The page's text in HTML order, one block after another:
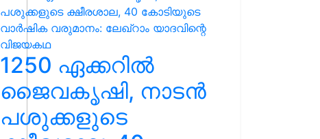
1250 ഏക്കറിൽ
ജൈവകൃഷി, നാടൻ
പശുക്കളുടെ